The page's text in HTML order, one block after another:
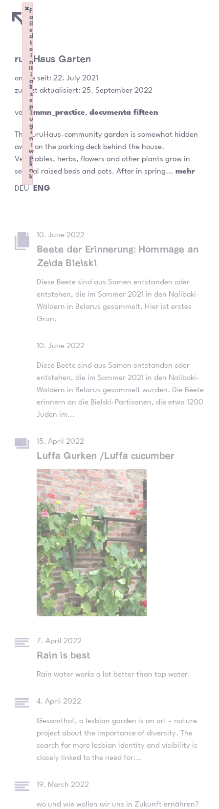
ruruHaus Garten
online seit: 22. July 2021
zuletzt aktualisiert: 25. September 2022
von kmmn_practice, documenta fifteen
The ruruHaus-community garden is somewhat hidden
away on the parking deck behind the house.
Vegetables, herbs, flowers and other plants grow in
several raised beds and pots. After in spring... mehr
DEU ENG
10. June 2022
Beete der Erinnerung: Hommage an
Zelda Bielski
Diese Beete sind aus Samen entstanden oder
entstehen, die im Sommer 2021 in den Naliboki-
Wäldern in Belarus gesammelt. Hier ist erstes
Grün.
10. June 2022
Diese Beete sind aus Samen entstanden oder
entstehen, die im Sommer 2021 in den Naliboki-
Wäldern in Belarus gesammelt wurden. Die Beete
erinnern an die Bielski-Partisanen, die etwa 1200
Juden im...
15. April 2022
Luffa Gurken /Luffa cucumber
7. April 2022
Rain is best
Rain water works a lot better than tap water.
4. April 2022
Gesamthof, a lesbian garden is an art - nature
project about the importance of diversity. The
search for more lesbian identity and visibility is
closely linked to the need for...
19. March 2022
wo und wie wollen wir uns in Zukunft ernähren?
F
a
il
e
d
t
o
i
n
it
i
a
li
z
e
p
u
g
i
n
:
w
p
li
n
k
×
Failed to initialize plugin: wplink